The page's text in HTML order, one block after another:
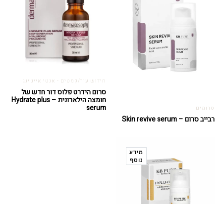
סרומים
רבייב סרום – Skin revive serum
חידוש עור/קמטים - אנטי אייג'ינג
סרום הידרט פלוס דור חדש של
חומצה הילארונית – Hydrate plus
serum
מידע
נוסף